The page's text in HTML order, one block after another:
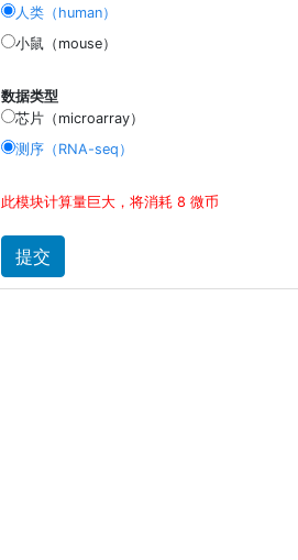
人类（human）
小鼠（mouse）
数据类型
芯片（microarray）
测序（RNA-seq）
此模块计算量巨大，将消耗 8 微币